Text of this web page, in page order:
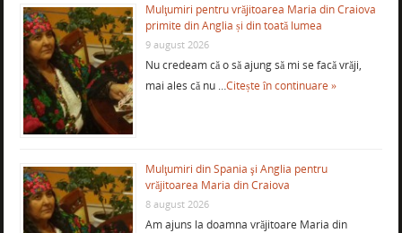
Mulţumiri pentru vrăjitoarea Maria din Craiova
primite din Anglia și din toată lumea
9 august 2026
Nu credeam că o să ajung să mi se facă vrăji,
mai ales că nu …Citește în continuare »
Mulţumiri din Spania şi Anglia pentru
vrăjitoarea Maria din Craiova
8 august 2026
Am ajuns la doamna vrăjitoare Maria din